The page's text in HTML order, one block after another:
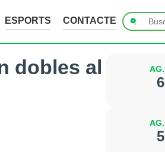
ESPORTS CONTACTE
dobles al
AG.
6
AG.
5